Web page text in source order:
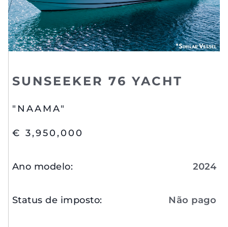
SUNSEEKER 76 YACHT
"NAAMA"
€ 3,950,000
Ano modelo: 2024
Status de imposto: Não pago